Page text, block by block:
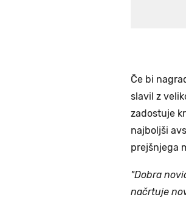
Če bi
slavil z
zadostuje
najboljši
prejšnjega
"Dobra
načrtuje